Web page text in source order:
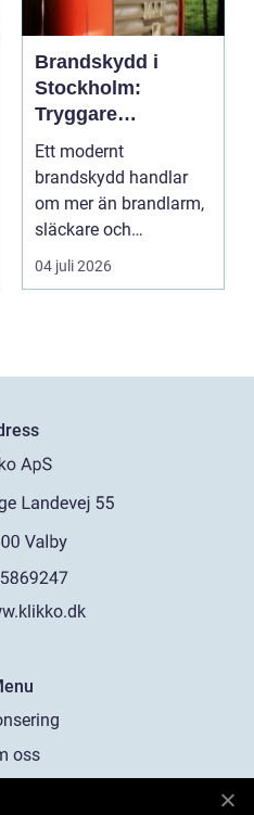
Brandskydd i
Stockholm:
Tryggare
byggnader med
rätt kunskap
Ett modernt
brandskydd handlar
om mer än brandlarm,
släckare och
sprinklers. För att ...
04 juli 2026
oss